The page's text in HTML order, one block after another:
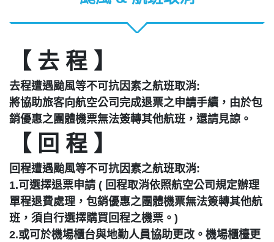
【 去 程 】
去程遭遇颱風等不可抗因素之航班取消:
將協助旅客向航空公司完成退票之申請手續，由於包
銷優惠之團體機票無法簽轉其他航班，還請見諒。
【 回 程 】
回程遭遇颱風等不可抗因素之航班取消:
1.可選擇退票申請 ( 回程取消依照航空公司規定辦理
單程退費處理，包銷優惠之團體機票無法簽轉其他航
班，須自行選擇購買回程之機票。)
2.或可於機場櫃台與地勤人員協助更改。機場櫃檯更